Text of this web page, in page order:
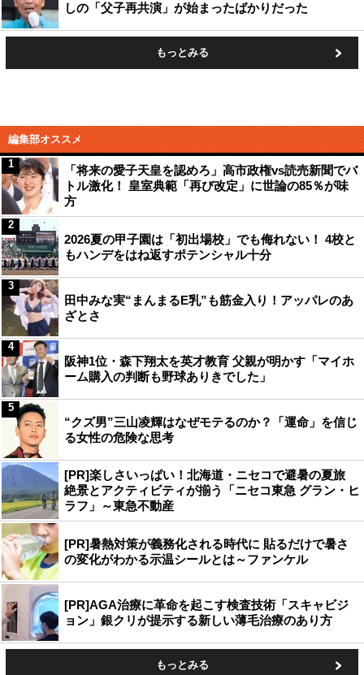
しの「父子再共演」が始まったばかりだった
もっとみる
編集部オススメ
「将来の愛子天皇を認めろ」高市政権vs読売新聞でバ
トル激化！ 皇室典範「再び改定」に世論の85％が味
方
1
2026夏の甲子園は「初出場校」でも侮れない！ 4校と
もハンデをはね返すポテンシャル十分
2
田中みな実“まんまるE乳”も筋金入り！アッパレのあ
ざとさ
3
阪神1位・森下翔太を英才教育 父親が明かす「マイホ
ーム購入の判断も野球ありきでした」
4
“クズ男”三山凌輝はなぜモテるのか？「運命」を信じ
る女性の危険な思考
5
[PR]楽しさいっぱい！北海道・ニセコで避暑の夏旅
絶景とアクティビティが揃う「ニセコ東急 グラン・ヒ
ラフ」～東急不動産
[PR]暑熱対策が義務化される時代に 貼るだけで暑さ
の変化がわかる示温シールとは～ファンケル
[PR]AGA治療に革命を起こす検査技術「スキャビジ
ョン」銀クリが提示する新しい薄毛治療のあり方
もっとみる